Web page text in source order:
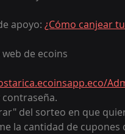
apoyo: ¿Cómo canjear
de ecoins
del sorteo en que
la cantidad de cupones